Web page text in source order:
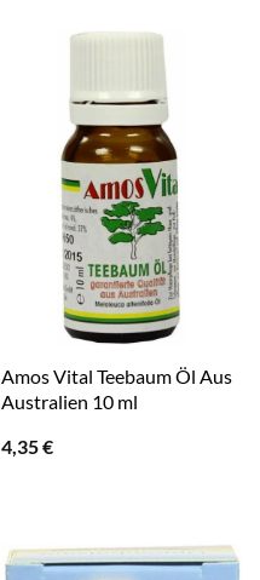
Amos Vital Teebaum Öl Aus
Australien 10 ml
4,35€